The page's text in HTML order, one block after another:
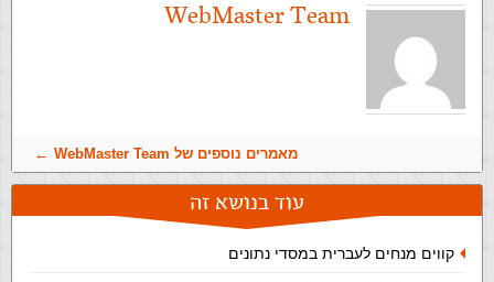
WebMaster Team
מאמרים נוספים של WebMaster Team
עוד בנושא זה
קווים מנחים לעברית במסדי נתונים